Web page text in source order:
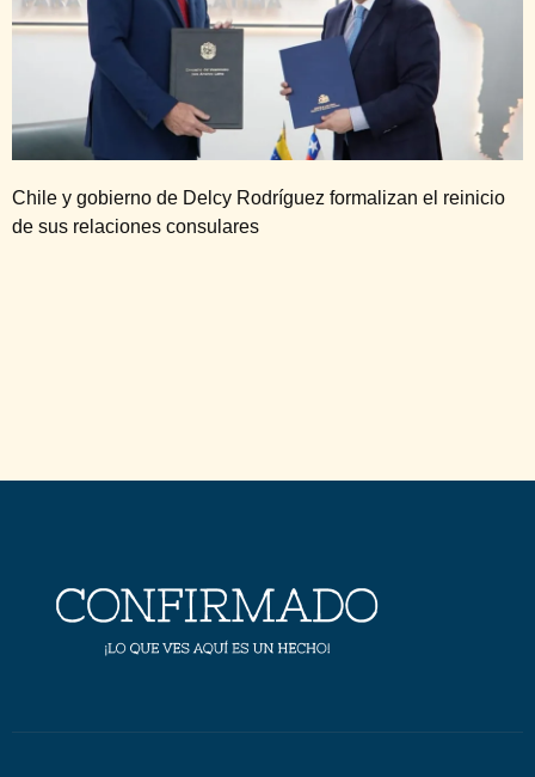
Chile y gobierno de Delcy Rodríguez formalizan el reinicio
de sus relaciones consulares